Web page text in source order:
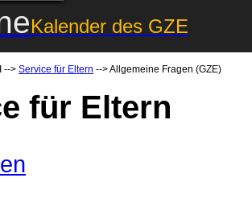
Kalender des GZE
--> Service für Eltern -->Allgemeine Fragen (GZE)
für Eltern